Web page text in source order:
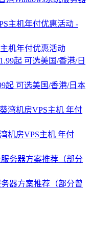
机年付优惠活动
起 可选美国/香港/日本
机房VPS主机 年付
器方案推荐（部分曾